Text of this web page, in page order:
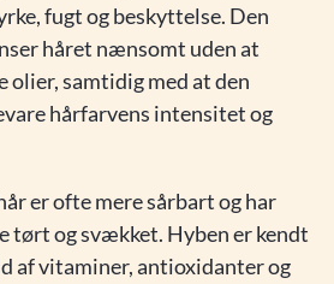
fugt og beskyttelse. Den
håret nænsomt uden at
olier, samtidig med at den
hårfarvens intensitet og
er ofte mere sårbart og har
tørt og svækket. Hyben er kendt
af vitaminer, antioxidanter og